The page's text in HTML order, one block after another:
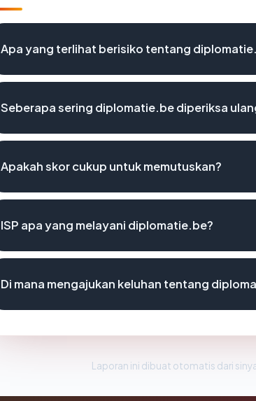
Apa yang terlihat berisiko tentang
Seberapa sering diplomatie.be diperiksa
Apakah skor cukup untuk memutuskan?
ISP apa yang melayani diplomatie.be?
Di mana mengajukan keluhan tentang
Laporan ini dibuat otomatis dari